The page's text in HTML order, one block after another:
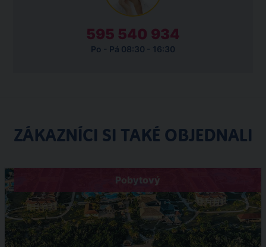
595 540 934
Po - Pá 08:30 - 16:30
ZÁKAZNÍCI SI TAKÉ OBJEDNALI
Pobytový